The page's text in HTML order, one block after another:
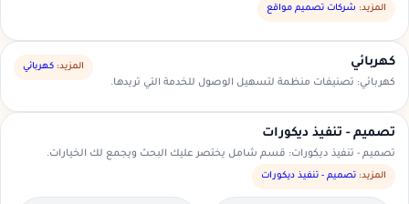
السعودية.
المزيد: شركات تصميم مواقع
كهربائي
كهربائي: تصنيفات منظمة لتسهيل الوصول للخدمة التي تريدها.
المزيد: كهربائي
تصميم - تنفيذ ديكورات
تصميم - تنفيذ ديكورات: قسم شامل يختصر عليك البحث ويجمع لك الخيارات.
المزيد: تصميم - تنفيذ ديكورات